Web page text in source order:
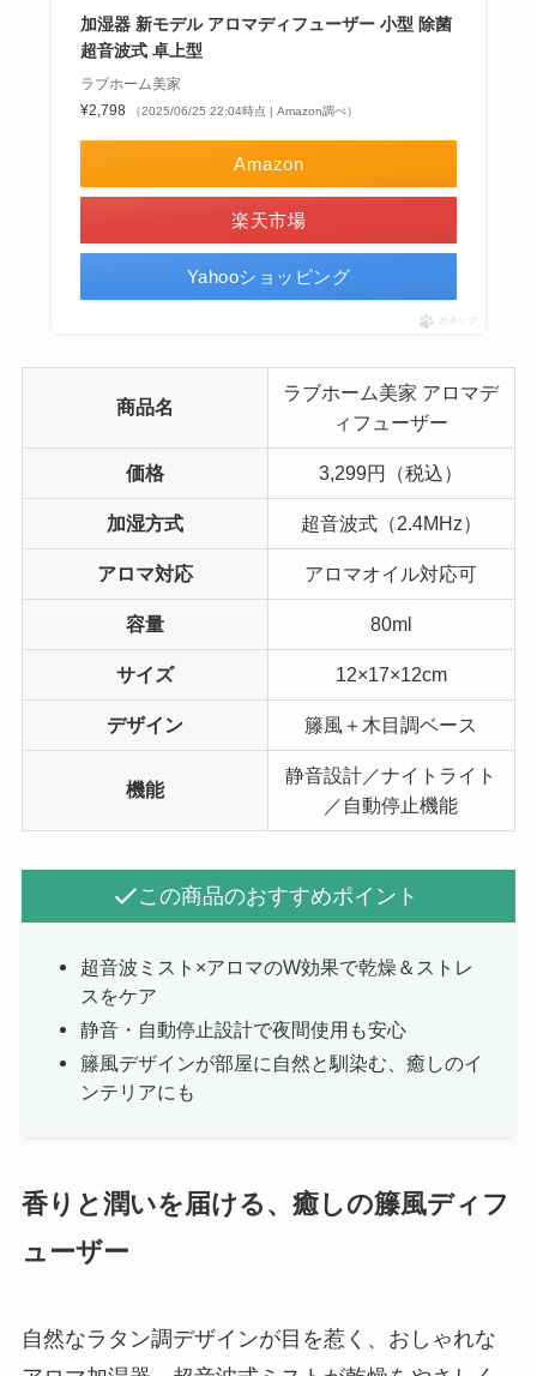
加湿器 新モデル アロマディフューザー 小型 除菌
超音波式 卓上型
ラブホーム美家
¥2,798
（2025/06/25 22:04時点 | Amazon調べ）
Amazon
楽天市場
Yahooショッピング
ポチップ
商品名
ラブホーム美家 アロマデ
ィフューザー
価格 3,299円（税込）
加湿方式 超音波式（2.4MHz）
アロマ対応 アロマオイル対応可
容量 80ml
サイズ 12×17×12cm
デザイン 籐風＋木目調ベース
機能
静音設計／ナイトライト
／自動停止機能
この商品のおすすめポイント
超音波ミスト×アロマのW効果で乾燥＆ストレ
スをケア
静音・自動停止設計で夜間使用も安心
籐風デザインが部屋に自然と馴染む、癒しのイ
ンテリアにも
香りと潤いを届ける、癒しの籐風ディフ
ューザー
自然なラタン調デザインが目を惹く、おしゃれな